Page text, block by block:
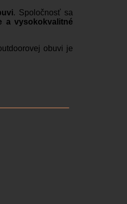
. Spoločnosť sa
a vysokokvalitné
obuvi je